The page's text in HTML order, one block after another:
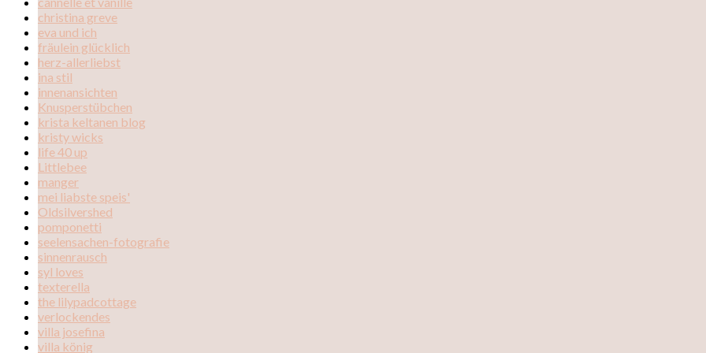
christina greve
eva und ich
fräulein glücklich
herz-allerliebst
ina stil
innenansichten
Knusperstübchen
krista keltanen blog
kristy wicks
life 40 up
Littlebee
manger
mei liabste speis'
Oldsilvershed
pomponetti
seelensachen-fotografie
sinnenrausch
syl loves
texterella
the lilypadcottage
verlockendes
villa josefina
villa könig